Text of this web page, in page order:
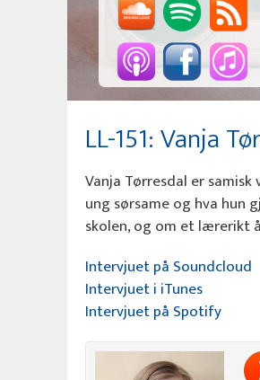
LL-151: Vanja
Vanja Tørresdal er
ung sørsame og hva hun
skolen, og om et lærerikt
Intervjuet på Soundcloud
Intervjuet i iTunes
Intervjuet på Spotify